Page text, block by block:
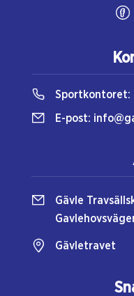
Sportkontoret:
E-post:
Gävle
Gävletravet